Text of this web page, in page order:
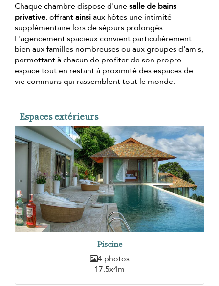
Chaque chambre dispose d'unesalle de bains
privative, offrantainsiaux hôtes une intimité
supplémentaire lors de séjours prolongés.
L'agencement spacieux convient particulièrement
bien aux familles nombreuses ou aux groupes d'amis,
permettant à chacun de profiter de son propre
espace tout en restant à proximité des espaces de
vie communs qui rassemblent tout le monde.
Espaces extérieurs
Piscine
4 photos
17.5x4m